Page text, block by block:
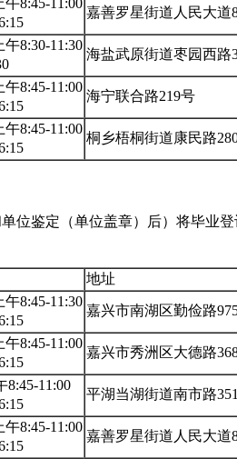
嘉善罗星街道人民大道
午8:30-11:30
海盐武原街道枣园西路
午8:45-11:00
海宁联合路219号
午8:45-11:00
桐乡梧桐街道康民路
位鉴定（单位盖章）后）将毕业
地址
午8:45-11:30
嘉兴市南湖区勤俭路
午8:45-11:00
嘉兴市秀洲区大德路
8:45-11:00
平湖当湖街道南市路
午8:45-11:00
嘉善罗星街道人民大道